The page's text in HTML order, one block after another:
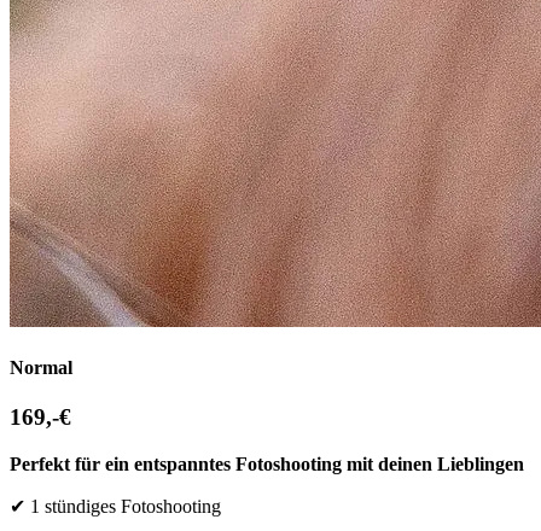
Normal
169,-€
Perfekt für ein entspanntes Fotoshooting mit deinen Lieblingen
✔ 1 stündiges Fotoshooting